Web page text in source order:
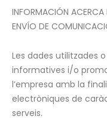
INFORMACIÓN
ENVÍO DE
Les dades utilitzades
informatives i/o
l’empresa amb la
electròniques de
serveis.